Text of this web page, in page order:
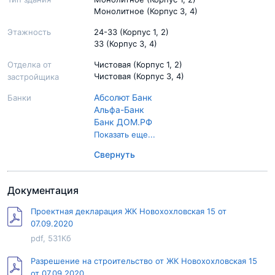
Монолитное (Корпус 3, 4)
Этажность
24-33 (Корпус 1, 2)
33 (Корпус 3, 4)
Отделка от
застройщика
Чистовая (Корпус 1, 2)
Чистовая (Корпус 3, 4)
Банки
Абсолют Банк
Альфа-Банк
Банк ДОМ.РФ
Банк УРАЛСИБ
Газпромбанк
Московский Кредитный Банк
Россельхозбанк
Всероссийский банк развития регионов
ВТБ
Показать еще...
Свернуть
Документация
Проектная декларация ЖК Новохохловская 15 от
07.09.2020
pdf, 531Кб
Разрешение на строительство от ЖК Новохохловская 15
от 07.09.2020